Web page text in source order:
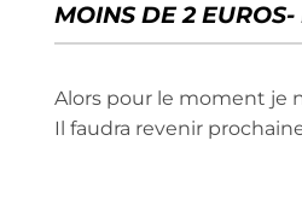
MOINS DE 2 EUROS-
Alors pour le moment je
Il faudra revenir